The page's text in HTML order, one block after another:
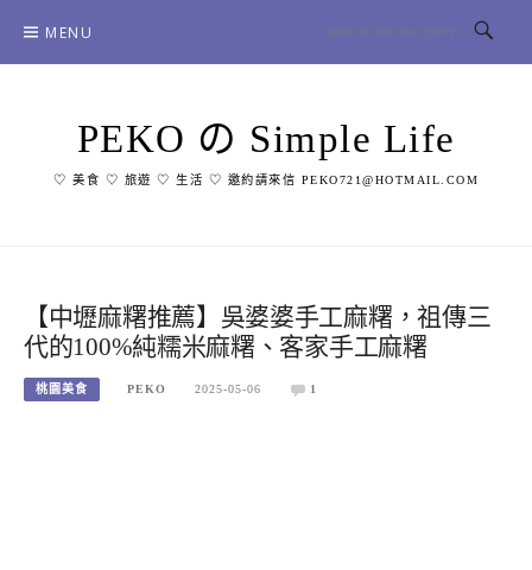
content
MENU
PEKO の Simple Life
♡ 美食 ♡ 旅遊 ♡ 生活 ♡ 邀約請來信 PEKO721@HOTMAIL.COM
【中壢麻糬推薦】吳婆婆手工麻糬，祖傳三
代的100%純糯米麻糬、客家手工麻糬
桃園美食 PEKO 2025-05-06 1